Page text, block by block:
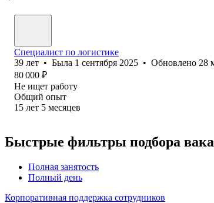
Специалист по логистике
39 лет • Была 1 сентября 2025 • Обновлено 28
80 000 ₽
Не ищет работу
Общий опыт
15 лет 5 месяцев
Быстрые фильтры подбора
Полная занятость
Полный день
Корпоративная поддержка сотрудников